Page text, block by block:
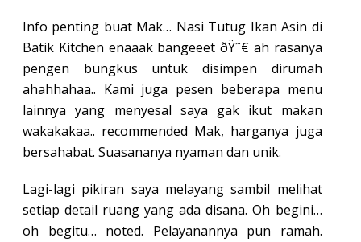
Info penting buat Mak… Nasi Tutug Ikan Asin di
Batik Kitchen enaaak bangeeet ðŸ˜€ ah rasanya
pengen bungkus untuk disimpen dirumah
ahahhahaa.. Kami juga pesen beberapa menu
lainnya yang menyesal saya gak ikut makan
wakakakaa.. recommended Mak, harganya juga
bersahabat. Suasananya nyaman dan unik.
Lagi-lagi pikiran saya melayang sambil melihat
setiap detail ruang yang ada disana. Oh begini…
oh begitu… noted. Pelayanannya pun ramah.